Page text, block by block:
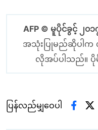
AFP © မူပိုင်ခွင့် ၂၀
အသုံးပြုမည်ဆိုပါက
လိုအပ်ပါသည်။
ပြန်လည်မျှဝေပါ